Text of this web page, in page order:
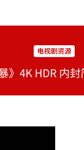
电视剧资源
》4K HDR 内